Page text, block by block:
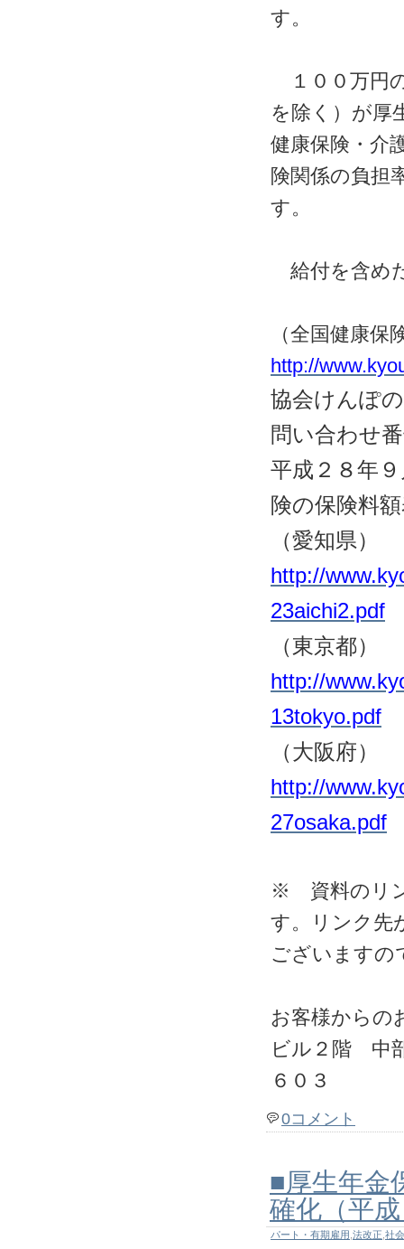
す。
１００万円
を除く）が厚
健康保険・介
険関係の負担
す。
給付を含め
（全国健康
http://
協会けんぽ
問い合わせ
平成２８年
険の保険料
（愛知県）
http://
23aichi2.pdf
（東京都）
http://
13tokyo.pdf
（大阪府）
http://
27osaka.pdf
※ 資料のリ
す。リンク先
ございますの
お客様からの
ビル２階 中
６０３
0コメント
■厚生年金
確化（平
パート・有期雇用 法改正 社